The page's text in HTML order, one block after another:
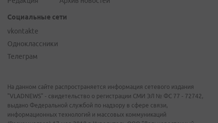
Социальные сети
vkontakte
Одноклассники
Телеграм
На данном сайте распространяется информация сетевого издания
"VLADNEWS" - свидетельство о регистрации СМИ ЭЛ № ФС 77 - 72742,
выдано Федеральной службой по надзору в сфере связи,
информационных технологий и массовых коммуникаций